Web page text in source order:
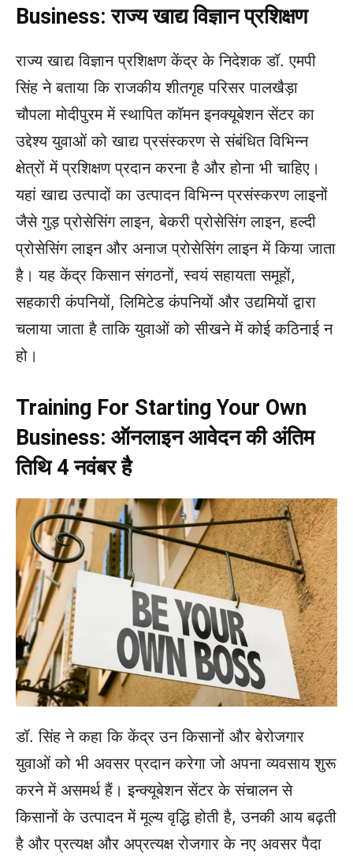
Business: राज्य खाद्य विज्ञान प्रशिक्षण
राज्य खाद्य विज्ञान प्रशिक्षण केंद्र के निदेशक डॉ. एमपी
सिंह ने बताया कि राजकीय शीतगृह परिसर पालखैड़ा
चौपला मोदीपुरम में स्थापित कॉमन इनक्यूबेशन सेंटर का
उद्देश्य युवाओं को खाद्य प्रसंस्करण से संबंधित विभिन्न
क्षेत्रों में प्रशिक्षण प्रदान करना है और होना भी चाहिए।
यहां खाद्य उत्पादों का उत्पादन विभिन्न प्रसंस्करण लाइनों
जैसे गुड़ प्रोसेसिंग लाइन, बेकरी प्रोसेसिंग लाइन, हल्दी
प्रोसेसिंग लाइन और अनाज प्रोसेसिंग लाइन में किया जाता
है। यह केंद्र किसान संगठनों, स्वयं सहायता समूहों,
सहकारी कंपनियों, लिमिटेड कंपनियों और उद्यमियों द्वारा
चलाया जाता है ताकि युवाओं को सीखने में कोई कठिनाई न
हो।
Training For Starting Your Own
Business: ऑनलाइन आवेदन की अंतिम
तिथि 4 नवंबर है
डॉ. सिंह ने कहा कि केंद्र उन किसानों और बेरोजगार
युवाओं को भी अवसर प्रदान करेगा जो अपना व्यवसाय शुरू
करने में असमर्थ हैं। इन्क्यूबेशन सेंटर के संचालन से
किसानों के उत्पादन में मूल्य वृद्धि होती है, उनकी आय बढ़ती
है और प्रत्यक्ष और अप्रत्यक्ष रोजगार के नए अवसर पैदा